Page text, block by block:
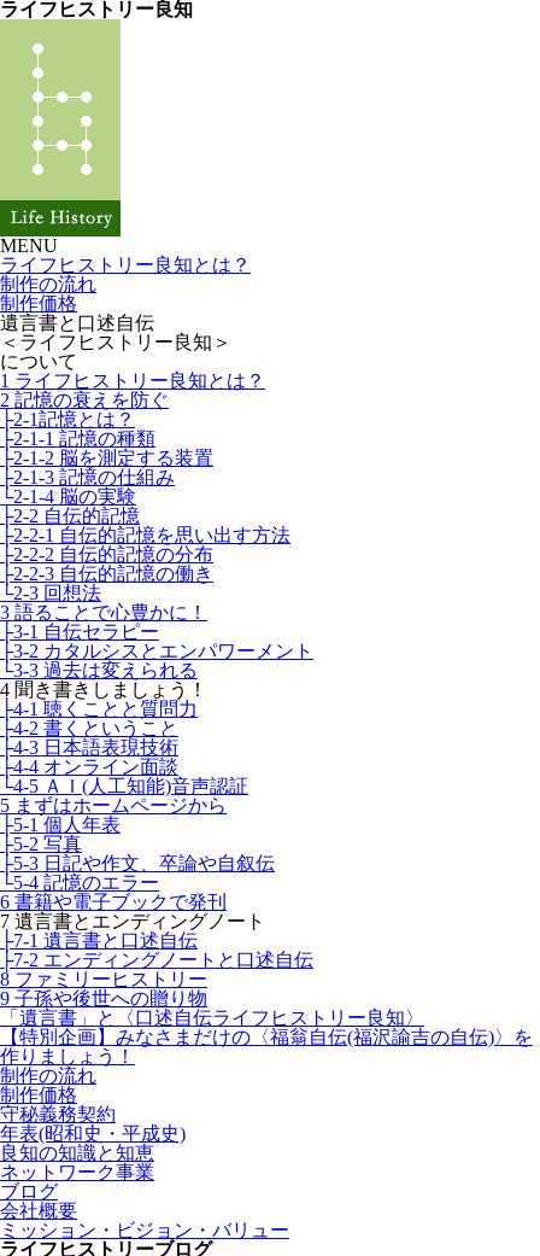
ライフヒストリー良知
MENU
ライフヒストリー良知とは？
制作の流れ
制作価格
遺言書と口述自伝
＜ライフヒストリー良知＞
について
1 ライフヒストリー良知とは？
2 記憶の衰えを防ぐ
├2-1記憶とは？
├2-1-1 記憶の種類
├2-1-2 脳を測定する装置
├2-1-3 記憶の仕組み
└2-1-4 脳の実験
├2-2 自伝的記憶
├2-2-1 自伝的記憶を思い出す方法
├2-2-2 自伝的記憶の分布
├2-2-3 自伝的記憶の働き
└2-3 回想法
3 語ることで心豊かに！
├3-1 自伝セラピー
├3-2 カタルシスとエンパワーメント
└3-3 過去は変えられる
4 聞き書きしましょう！
├4-1 聴くことと質問力
├4-2 書くということ
├4-3 日本語表現技術
├4-4 オンライン面談
└4-5 ＡＩ(人工知能)音声認証
5 まずはホームページから
├5-1 個人年表
├5-2 写真
├5-3 日記や作文、卒論や自叙伝
└5-4 記憶のエラー
6 書籍や電子ブックで発刊
7 遺言書とエンディングノート
├7-1 遺言書と口述自伝
├7-2 エンディングノートと口述自伝
8 ファミリーヒストリー
9 子孫や後世への贈り物
「遺言書」と〈口述自伝ライフヒストリー良知〉
【特別企画】みなさまだけの〈福翁自伝(福沢諭吉の自伝)〉を
作りましょう！
制作の流れ
制作価格
守秘義務契約
年表(昭和史・平成史)
良知の知識と知恵
ネットワーク事業
ブログ
会社概要
ミッション・ビジョン・バリュー
ライフヒストリーブログ